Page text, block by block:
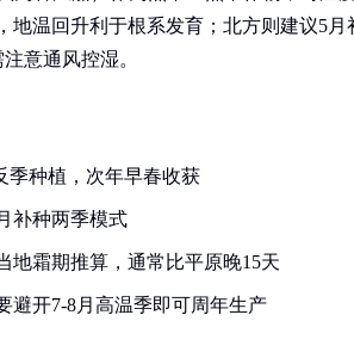
温回升利于根系发育；北方则建议5
意通风控湿。
季种植，次年早春收获
补种两季模式
地霜期推算，通常比平原晚15天
避开7-8月高温季即可周年生产